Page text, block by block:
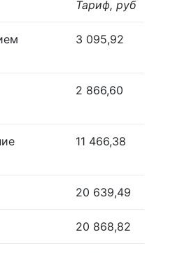
Тариф, руб
3 095,92
2 866,60
11 466,38
20 639,49
20 868,82